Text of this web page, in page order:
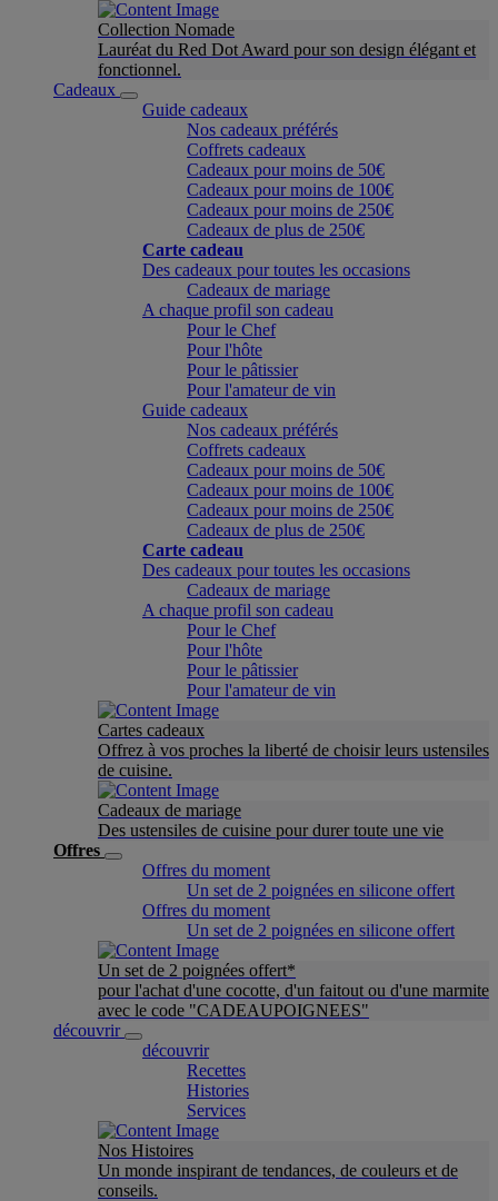
Collection Nomade
Lauréat du Red Dot Award pour son design élégant et
fonctionnel.
Cadeaux
Guide cadeaux
Nos cadeaux préférés
Coffrets cadeaux
Cadeaux pour moins de 50€
Cadeaux pour moins de 100€
Cadeaux pour moins de 250€
Cadeaux de plus de 250€
Carte cadeau
Des cadeaux pour toutes les occasions
Cadeaux de mariage
A chaque profil son cadeau
Pour le Chef
Pour l'hôte
Pour le pâtissier
Pour l'amateur de vin
Guide cadeaux
Nos cadeaux préférés
Coffrets cadeaux
Cadeaux pour moins de 50€
Cadeaux pour moins de 100€
Cadeaux pour moins de 250€
Cadeaux de plus de 250€
Carte cadeau
Des cadeaux pour toutes les occasions
Cadeaux de mariage
A chaque profil son cadeau
Pour le Chef
Pour l'hôte
Pour le pâtissier
Pour l'amateur de vin
Cartes cadeaux
Offrez à vos proches la liberté de choisir leurs ustensiles
de cuisine.
Cadeaux de mariage
Des ustensiles de cuisine pour durer toute une vie
Offres
Offres du moment
Un set de 2 poignées en silicone offert
Offres du moment
Un set de 2 poignées en silicone offert
Un set de 2 poignées offert*
pour l'achat d'une cocotte, d'un faitout ou d'une marmite
avec le code "CADEAUPOIGNEES"
découvrir
découvrir
Recettes
Histories
Services
Nos Histoires
Un monde inspirant de tendances, de couleurs et de
conseils.